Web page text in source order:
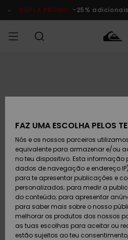
do
DUPLA PROMO -25%
Calçado e
chinelos
Surfe/
Snow
MENINO
Calçado e
chinelos
Surfe/
Neve
MULHER
chegados
Highlights
Snow
SURF
Crianças
Highlights
SNOW
Artigos
Criança
Snow Shop
Feminino
Highlights
DUPLA
PROMO
Criança
Outlet
Mulher
Devoluções
Pagamento
Cartão
presente
Quiksilver
Freedom
FAZ UMA ESCOLHA PELOS
Nós e os nossos parceiros
equivalente para armazenar e/ou
no teu dispositivo. Esta informação
dados de navegação e endereço
para te apresentar publicações e
personalizados; para medir a
do conteúdo; para apresentar
para saber mais sobre o nosso
melhorar os produtos dos nossos
as tuas escolhas para aceitar ou
estão sujeitos ao teu